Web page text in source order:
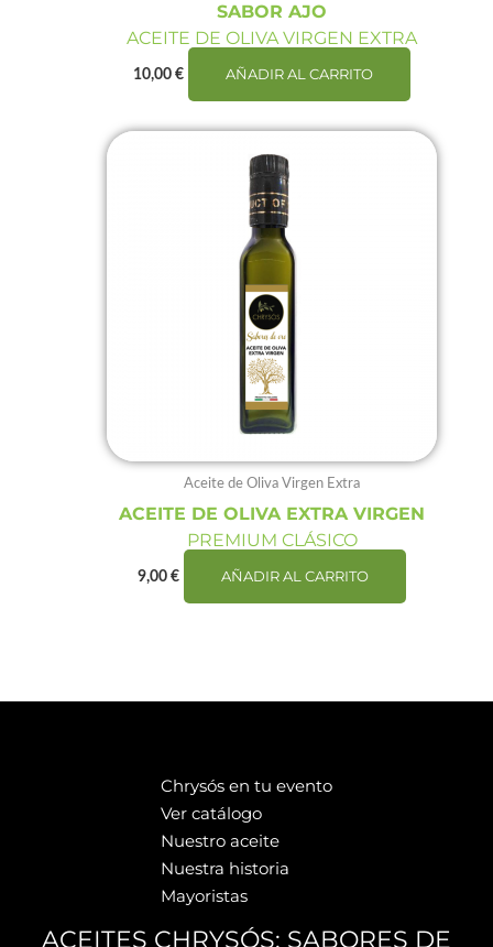
SABOR AJO
ACEITE DE OLIVA VIRGEN EXTRA
10,00€ AÑADIR AL CARRITO
Aceite de Oliva Virgen Extra
ACEITE DE OLIVA EXTRA VIRGEN
PREMIUM CLÁSICO
9,00€ AÑADIR AL CARRITO
Chrysós en tu evento
Ver catálogo
Nuestro aceite
Nuestra historia
Mayoristas
ACEITES CHRYSÓS: SABORES DE